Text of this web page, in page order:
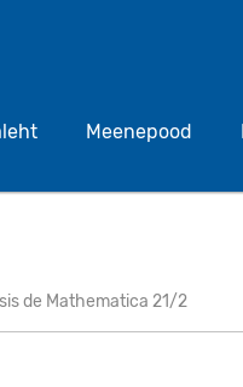
Meenepood
de Mathematica 21/2